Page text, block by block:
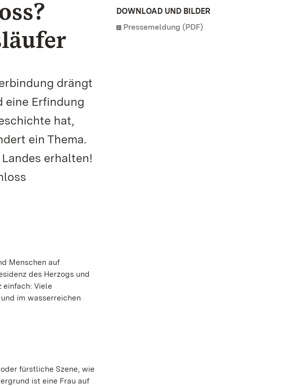
drängt
eine Erfindung
hat,
ein Thema.
erhalten!
Menschen auf
des Herzogs und
Viele
im wasserreichen
fürstliche Szene, wie
ist eine Frau auf
DOWNLOAD UND BILDER
Pressemeldung (PDF)